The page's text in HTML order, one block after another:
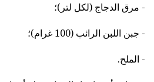
- مرق الدجاج (لكل لتر)؛
- جبن اللبن الرائب (100 غرام)؛
- الملح.